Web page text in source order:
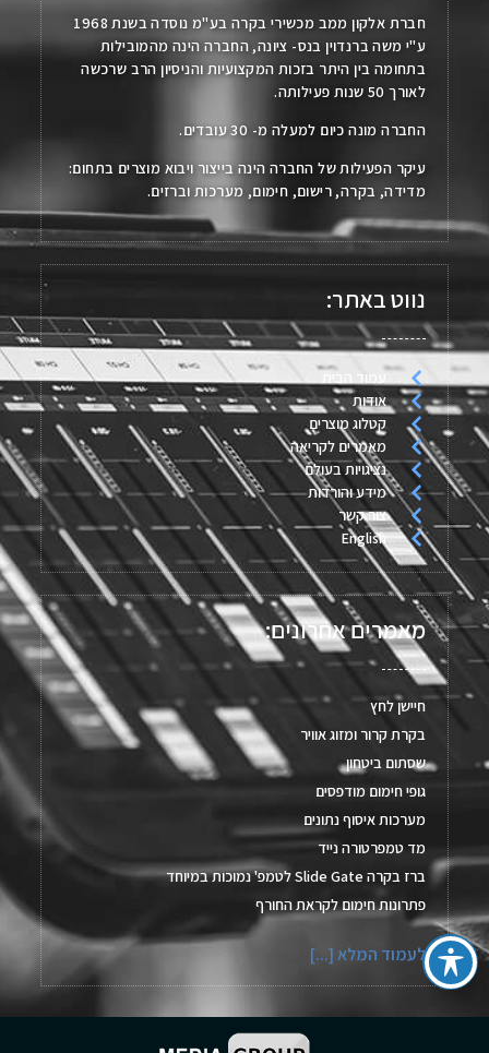
חברת אלקון ממב מכשירי בקרה בע"מ נוסדה בשנת 1968
ע"י משה ברנדוין בנס- ציונה, החברה הינה מהמובילות
בתחומה בין היתר בזכות המקצועיות והניסיון הרב שרכשה
לאורך 50 שנות פעילותה.
החברה מונה כיום למעלה מ- 30 עובדים.
עיקר הפעילות של החברה הינה בייצור ויבוא מוצרים בתחום:
מדידה, בקרה, רישום, חימום, מערכות וברזים.
נווט באתר:
עמוד הבית
אודות
קטלוג מוצרים
מאמרים לקריאה
נציגויות בעולם
מידע והורדות
צור קשר
English
מאמרים אחרונים:
חיישן לחץ
בקרת קרור ומזוג אוויר
שסתום ביטחון
גופי חימום מודפסים
מערכות איסוף נתונים
מד טמפרטורה נייד
ברז בקרה Slide Gate לטמפ' נמוכות במיוחד
פתרונות חימום לקראת החורף
לעמוד המלא [...]